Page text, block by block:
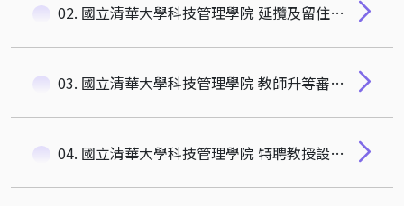
02. 國立清華大學科技管理學院 延攬及留住特殊優秀人才彈性薪資暨獎勵補助審議辦法
03. 國立清華大學科技管理學院 教師升等審查細則
04. 國立清華大學科技管理學院 特聘教授設置辦法